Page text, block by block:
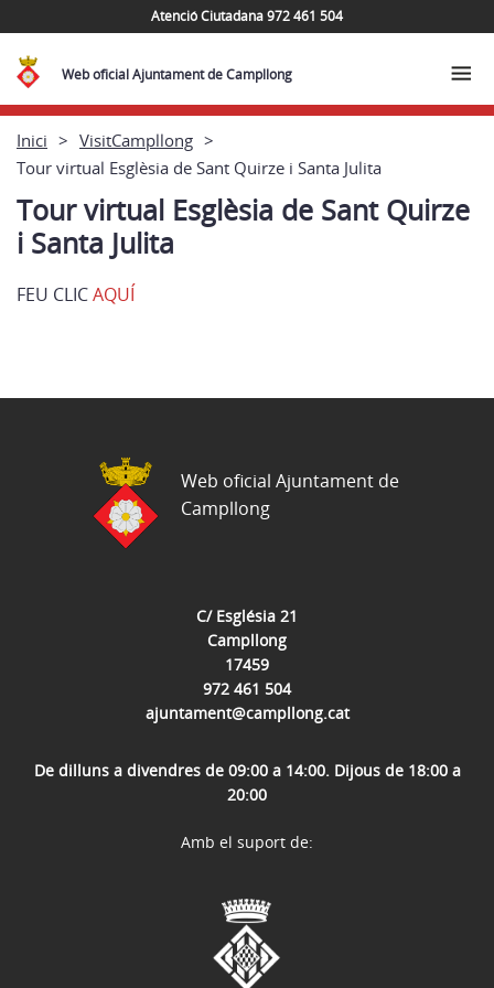
Atenció Ciutadana 972 461 504
Web oficial Ajuntament de Campllong
Inici
VisitCampllong
Tour virtual Esglèsia de Sant Quirze i Santa Julita
Tour virtual Esglèsia de Sant Quirze
i Santa Julita
FEU CLICAQUÍ
C/ Església 21
Campllong
17459
972 461 504
ajuntament@campllong.cat
De dilluns a divendres de 09:00 a 14:00. Dijous de 18:00 a
20:00
Web oficial Ajuntament de
Campllong
Amb el suport de: